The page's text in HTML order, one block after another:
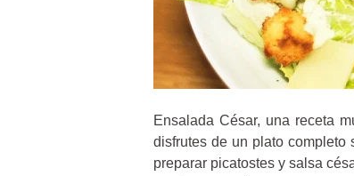
Ensalada César, una receta
disfrutes de un plato completo
preparar picatostes y salsa